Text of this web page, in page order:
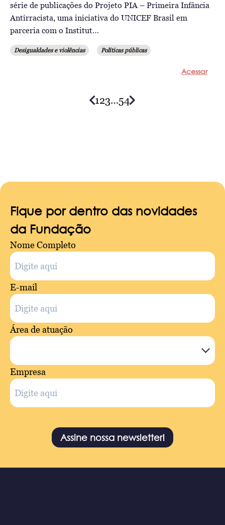
série de publicações do Projeto PIA – Primeira Infância
Antirracista, uma iniciativa do UNICEF Brasil em
parceria com o Institut…
Desigualdades e violências Políticas públicas
Acessar
123…54
Fique por dentro das novidades
da Fundação
Nome Completo
E-mail
Área de atuação
Empresa
Assine nossa newsletter!